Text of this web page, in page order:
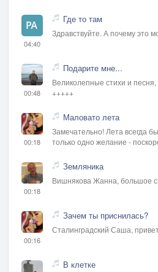
04:40
Где то там
Здравствуйте. А почему это
00:48
Подарите мне...
Великолепные стихи и
+++++
00:18
Маловато лета
Замечательно! Лета всегда
только одно желание -
00:18
Земляника
Вишнякова Жанна, большое
00:16
Зачем ты приснилась?
Сталинградский Саша,
В клетке